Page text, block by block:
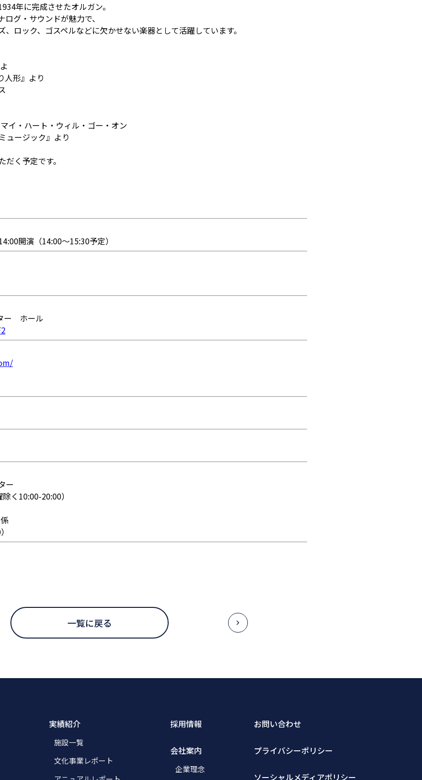
年に完成させたオルガン。
グ・サウンドが魅力で、
ロック、ゴスペルなどに欠かせない楽器として活躍しています。
人形』より
イ・ハート・ウィル・ゴー・オン
ュージック』より
く予定です。
開演（14:00～15:30予定）
ー ホール
ー
く10:00-20:00）
一覧に戻る
実績紹介
施設一覧
文化事業レポート
採用情報
会社案内
企業理念
お問い合わせ
プライバシーポリシー
ソーシャルメディアポリシー